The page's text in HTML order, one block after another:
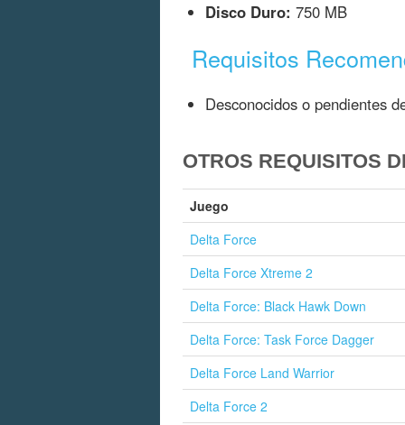
Disco Duro: 750 MB
Requisitos
Desconocidos o pendientes
OTROS REQUISITOS
Juego
Delta Force
Delta Force Xtreme 2
Delta Force: Black Hawk Down
Delta Force: Task Force Dagger
Delta Force Land Warrior
Delta Force 2